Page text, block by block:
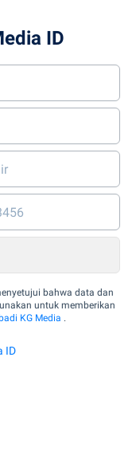
ID
bahwa data dan
untuk memberikan
KG Media .
ID